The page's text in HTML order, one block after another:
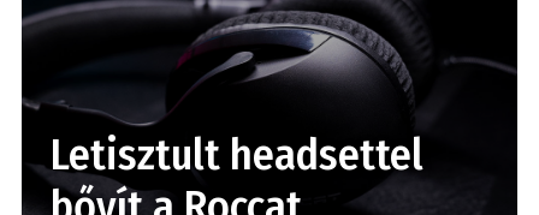
Letisztult headsettel